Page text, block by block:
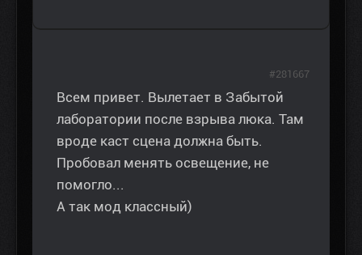
Всем привет. Вылетает в Забытой
лаборатории после взрыва люка. Там
вроде каст сцена должна быть.
Пробовал менять освещение, не
помогло...
А так мод классный)
#281667